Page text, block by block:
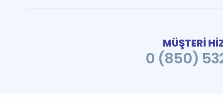
MÜŞTERİ
0 (850)